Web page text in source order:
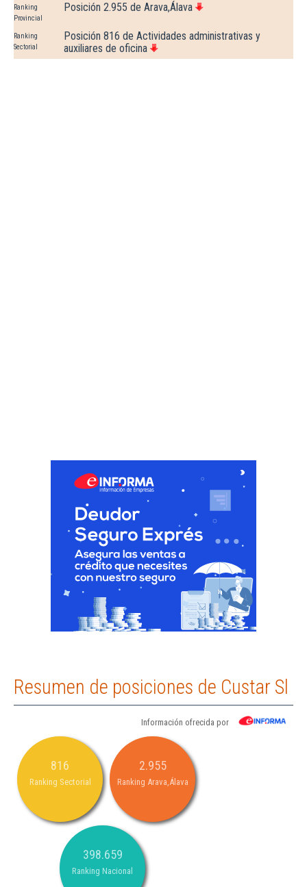
Ranking
Provincial
Posición 2.955 de Arava,Álava
Ranking
Sectorial
Posición 816 de Actividades administrativas y
auxiliares de oficina
Resumen de posiciones de Custar Sl
Información ofrecida por
816
Ranking Sectorial
2.955
Ranking Arava,Álava
398.659
Ranking Nacional